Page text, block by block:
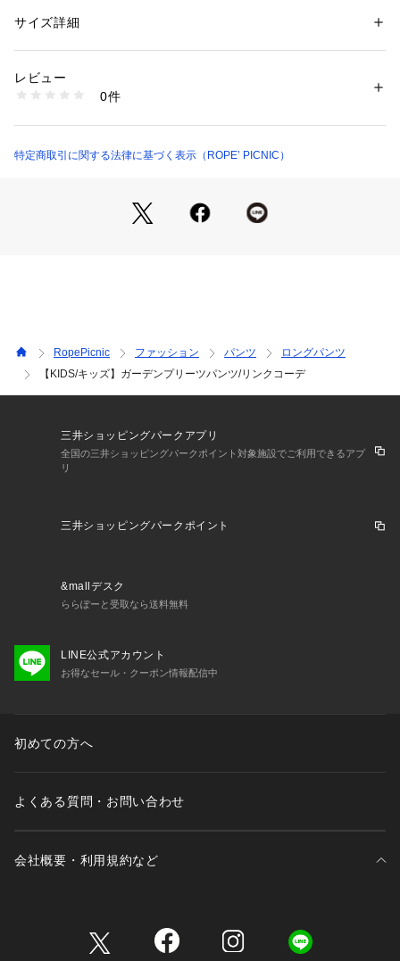
・ウエストはぐるりゴムで楽ちんで、サイズ調整も可能。
・ホワイト、ネイビーの2色展開。
【スタイリングポイント】
子お揃いもおすすめ。
Sサイズ:95～115cm
Mサイズ:115～135cm
生地感・厚さ:やや薄手
ウエスト:ゴム
ポケット:なし
季節:春・夏
-----------------------------
※撮影時の光、お使いのモニター環境によって色の見え方が違
性別：キッズ・ベビー
素材：（表地） ポリエステル 100% （裏地） ポリエステル 100%
洗濯：手洗い、漂白不可、タンブル乾燥不可、自然乾燥、アイロン仕上げ
不可、ドライ可、ウエットクリーニング可
商品番号：1130100024906 （モール）
サイズ詳細
レビュー
0件
特定商取引に関する法律に基づく表示（ROPE’ PICNIC）
RopePicnic ファッション パンツ
ロングパンツ
【KIDS/キッズ】ガーデンプリーツパンツ/リンクコーデ
三井ショッピングパークアプリ
全国の三井ショッピングパークポイント対象施設でご利用できるアプ
リ
三井ショッピングパークポイント
&mallデスク
ららぽーと受取なら送料無料
LINE公式アカウント
お得なセール・クーポン情報配信中
初めての方へ
よくある質問・お問い合わせ
会社概要・利用規約など